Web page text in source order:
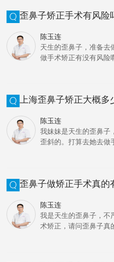
歪鼻子矫正手术有风险
陈玉连
天生的歪鼻子，准备去
做手术矫正有没有风险
上海歪鼻子矫正大概多
陈玉连
我妹妹是天生的歪鼻子
歪斜的。打算去她去做
歪鼻子做矫正手术真的
陈玉连
我是天生的歪鼻子，不
术矫正，请问歪鼻子真